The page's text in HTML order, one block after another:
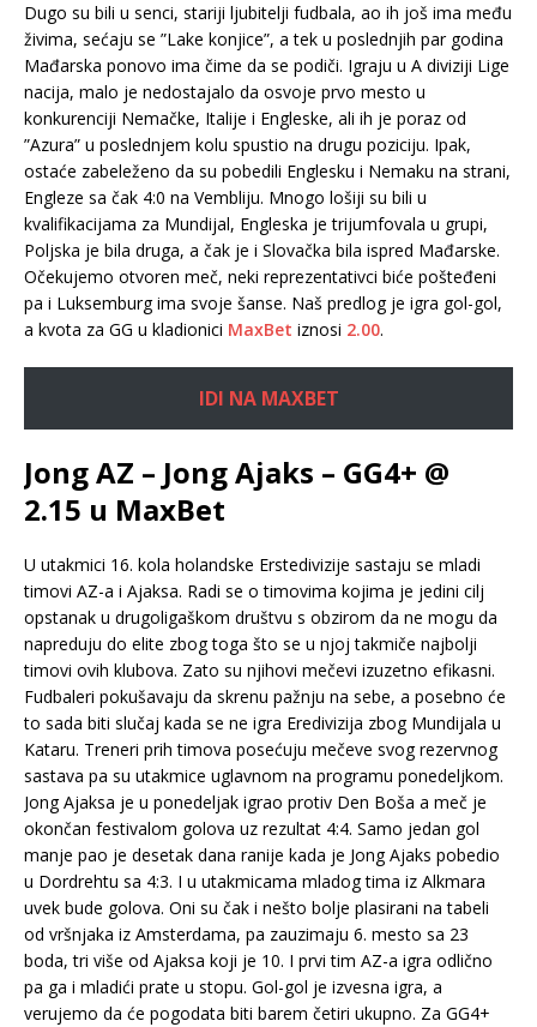
Dugo su bili u senci, stariji ljubitelji fudbala, ao ih još ima među
živima, sećaju se ”Lake konjice”, a tek u poslednjih par godina
Mađarska ponovo ima čime da se podiči. Igraju u A diviziji Lige
nacija, malo je nedostajalo da osvoje prvo mesto u
konkurenciji Nemačke, Italije i Engleske, ali ih je poraz od
”Azura” u poslednjem kolu spustio na drugu poziciju. Ipak,
ostaće zabeleženo da su pobedili Englesku i Nemaku na strani,
Engleze sa čak 4:0 na Vembliju. Mnogo lošiji su bili u
kvalifikacijama za Mundijal, Engleska je trijumfovala u grupi,
Poljska je bila druga, a čak je i Slovačka bila ispred Mađarske.
Očekujemo otvoren meč, neki reprezentativci biće pošteđeni
pa i Luksemburg ima svoje šanse. Naš predlog je igra gol-gol,
a kvota za GG u kladionici MaxBet iznosi 2.00.
IDI NA MAXBET
Jong AZ – Jong Ajaks – GG4+ @
2.15 u MaxBet
U utakmici 16. kola holandske Erstedivizije sastaju se mladi
timovi AZ-a i Ajaksa. Radi se o timovima kojima je jedini cilj
opstanak u drugoligaškom društvu s obzirom da ne mogu da
napreduju do elite zbog toga što se u njoj takmiče najbolji
timovi ovih klubova. Zato su njihovi mečevi izuzetno efikasni.
Fudbaleri pokušavaju da skrenu pažnju na sebe, a posebno će
to sada biti slučaj kada se ne igra Eredivizija zbog Mundijala u
Kataru. Treneri prih timova posećuju mečeve svog rezervnog
sastava pa su utakmice uglavnom na programu ponedeljkom.
Jong Ajaksa je u ponedeljak igrao protiv Den Boša a meč je
okončan festivalom golova uz rezultat 4:4. Samo jedan gol
manje pao je desetak dana ranije kada je Jong Ajaks pobedio
u Dordrehtu sa 4:3. I u utakmicama mladog tima iz Alkmara
uvek bude golova. Oni su čak i nešto bolje plasirani na tabeli
od vršnjaka iz Amsterdama, pa zauzimaju 6. mesto sa 23
boda, tri više od Ajaksa koji je 10. I prvi tim AZ-a igra odlično
pa ga i mladići prate u stopu. Gol-gol je izvesna igra, a
verujemo da će pogodata biti barem četiri ukupno. Za GG4+